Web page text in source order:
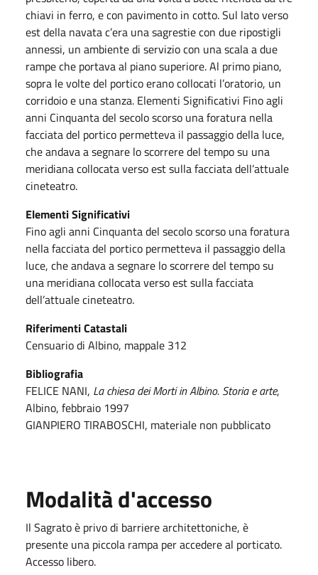
chiavi in ferro, e con pavimento in cotto. Sul lato verso
est della navata c’era una sagrestie con due ripostigli
annessi, un ambiente di servizio con una scala a due
rampe che portava al piano superiore. Al primo piano,
sopra le volte del portico erano collocati l’oratorio, un
corridoio e una stanza. Elementi Significativi Fino agli
anni Cinquanta del secolo scorso una foratura nella
facciata del portico permetteva il passaggio della luce,
che andava a segnare lo scorrere del tempo su una
meridiana collocata verso est sulla facciata dell’attuale
cineteatro.
Elementi Significativi
Fino agli anni Cinquanta del secolo scorso una foratura
nella facciata del portico permetteva il passaggio della
luce, che andava a segnare lo scorrere del tempo su
una meridiana collocata verso est sulla facciata
dell’attuale cineteatro.
Riferimenti Catastali
Censuario di Albino, mappale 312
Bibliografia
FELICE NANI, La chiesa dei Morti in Albino. Storia e arte,
Albino, febbraio 1997
GIANPIERO TIRABOSCHI, materiale non pubblicato
Modalità d'accesso
Il Sagrato è privo di barriere architettoniche, è
presente una piccola rampa per accedere al porticato.
Accesso libero.